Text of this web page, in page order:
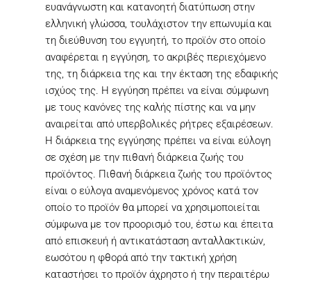
ευανάγνωστη και κατανοητή διατύπωση στην
ελληνική γλώσσα, τουλάχιστον την επωνυμία και
τη διεύθυνση του εγγυητή, το προϊόν στο οποίο
αναφέρεται η εγγύηση, το ακριβές περιεχόμενο
της, τη διάρκεια της και την έκταση της εδαφικής
ισχύος της. Η εγγύηση πρέπει να είναι σύμφωνη
με τους κανόνες της καλής πίστης και να μην
αναιρείται από υπερβολικές ρήτρες εξαιρέσεων.
Η διάρκεια της εγγύησης πρέπει να είναι εύλογη
σε σχέση με την πιθανή διάρκεια ζωής του
προϊόντος. Πιθανή διάρκεια ζωής του προϊόντος
είναι ο εύλογα αναμενόμενος χρόνος κατά τον
οποίο το προϊόν θα μπορεί να χρησιμοποιείται
σύμφωνα με τον προορισμό του, έστω και έπειτα
από επισκευή ή αντικατάσταση ανταλλακτικών,
εωσότου η φθορά από την τακτική χρήση
καταστήσει το προϊόν άχρηστο ή την περαιτέρω